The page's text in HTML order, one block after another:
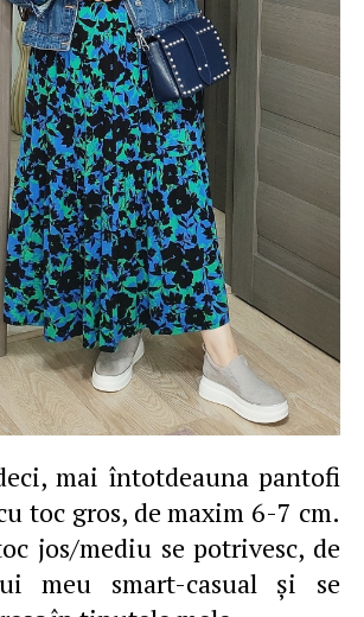
mai întotdeauna pantofi
toc gros, de maxim 6-7 cm.
jos/mediu se potrivesc, de
meu smart-casual şi se